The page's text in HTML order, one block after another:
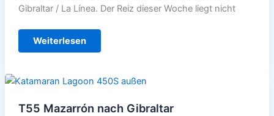
Gibraltar / La Línea. Der Reiz dieser Woche liegt nicht
T56
Cadiz
Weiterlesen
T55 Mazarrón nach Gibraltar